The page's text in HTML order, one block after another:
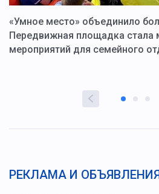
«Умное место» объединило
Передвижная площадка стала
мероприятий для семейного
РЕКЛАМА И